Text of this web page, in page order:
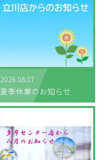
2026.08.07
夏季休業のお知らせ